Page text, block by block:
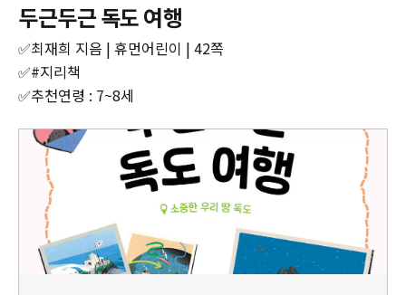
두근두근 독도 여행
✅최재희 지음 | 휴먼어린이 | 42쪽
✅#지리책
✅추천연령 : 7~8세